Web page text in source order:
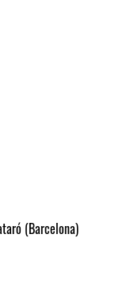
(Barcelona)